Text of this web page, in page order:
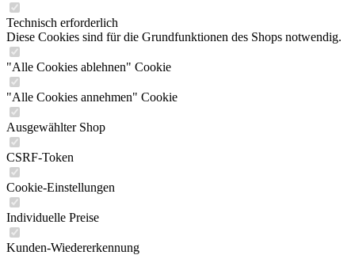
Technisch erforderlich
Diese Cookies sind für die Grundfunktionen des Shops notwendig.
"Alle Cookies ablehnen" Cookie
"Alle Cookies annehmen" Cookie
Ausgewählter Shop
CSRF-Token
Cookie-Einstellungen
Individuelle Preise
Kunden-Wiedererkennung